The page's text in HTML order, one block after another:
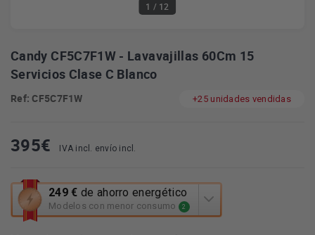
1 / 12
Candy CF5C7F1W - Lavavajillas 60Cm 15
Servicios Clase C Blanco
Ref: CF5C7F1W +25 unidades vendidas
395€ IVA incl. envío incl.
249 € de ahorro energético
Modelos con menor consumo 2
Esta
acción
abrirá